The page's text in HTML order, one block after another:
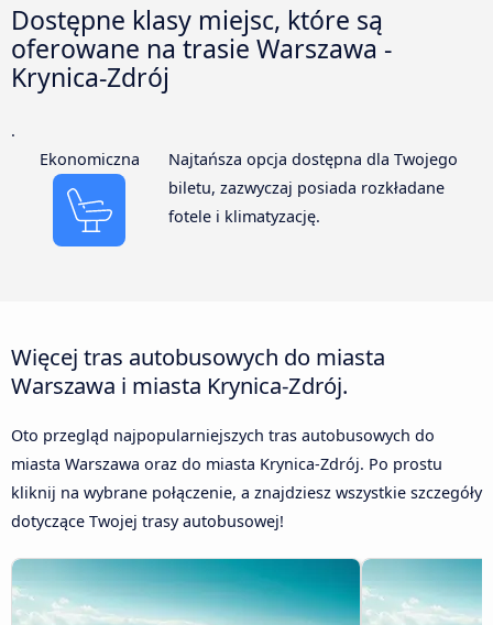
Dostępne klasy miejsc, które są
oferowane na trasie Warszawa -
Krynica-Zdrój
.
Ekonomiczna
Najtańsza opcja dostępna dla Twojego
biletu, zazwyczaj posiada rozkładane
fotele i klimatyzację.
Więcej tras autobusowych do miasta
Warszawa i miasta Krynica-Zdrój.
Oto przegląd najpopularniejszych tras autobusowych do
miasta Warszawa oraz do miasta Krynica-Zdrój. Po prostu
kliknij na wybrane połączenie, a znajdziesz wszystkie szczegóły
dotyczące Twojej trasy autobusowej!